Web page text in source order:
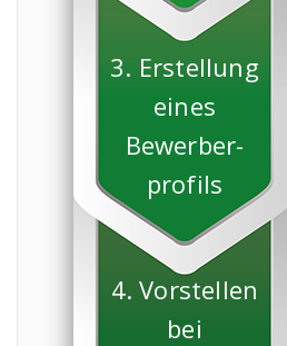
3. Erstellung
eines
Bewerber-
profils
4. Vorstellen
bei